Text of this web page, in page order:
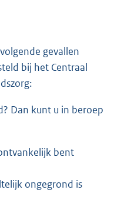
gevallen
bij het Centraal
Dan kunt u in beroep
bent
ongegrond is